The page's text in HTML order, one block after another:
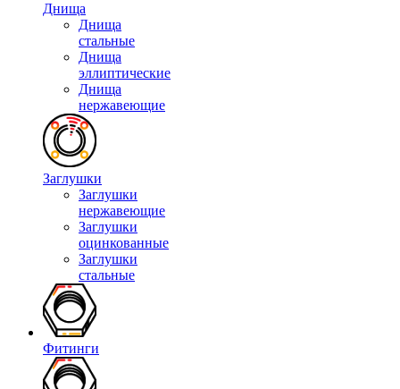
Днища
Днища
стальные
Днища
эллиптические
Днища
нержавеющие
Заглушки
Заглушки
нержавеющие
Заглушки
оцинкованные
Заглушки
стальные
Фитинги